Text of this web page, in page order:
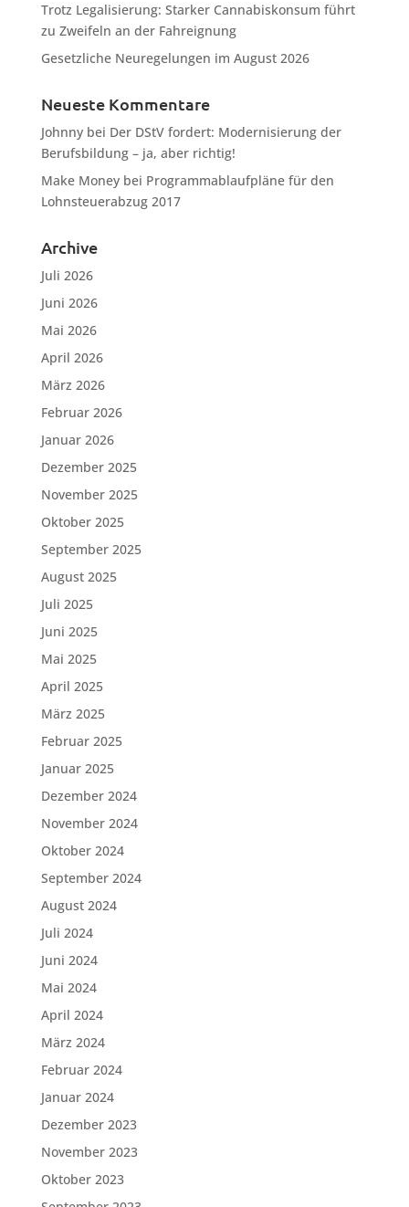
Trotz Legalisierung: Starker Cannabiskonsum führt
zu Zweifeln an der Fahreignung
Gesetzliche Neuregelungen im August 2026
Neueste Kommentare
Johnnybei Der DStV fordert: Modernisierung der
Berufsbildung – ja, aber richtig!
Make Moneybei Programmablaufpläne für den
Lohnsteuerabzug 2017
Archive
Juli 2026
Juni 2026
Mai 2026
April 2026
März 2026
Februar 2026
Januar 2026
Dezember 2025
November 2025
Oktober 2025
September 2025
August 2025
Juli 2025
Juni 2025
Mai 2025
April 2025
März 2025
Februar 2025
Januar 2025
Dezember 2024
November 2024
Oktober 2024
September 2024
August 2024
Juli 2024
Juni 2024
Mai 2024
April 2024
März 2024
Februar 2024
Januar 2024
Dezember 2023
November 2023
Oktober 2023